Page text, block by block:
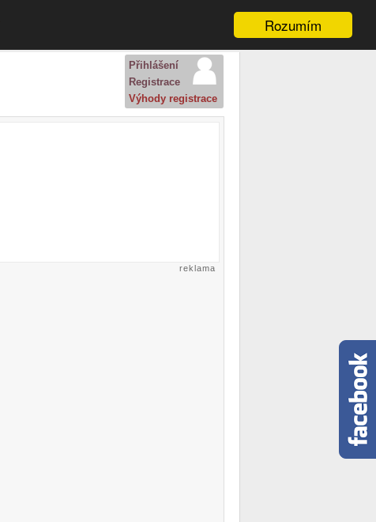
Rozumím
Přihlášení
Registrace
Výhody registrace
reklama